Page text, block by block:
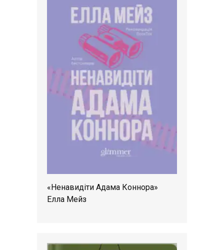
«Ненавидіти Адама Коннора»
Елла Мейз